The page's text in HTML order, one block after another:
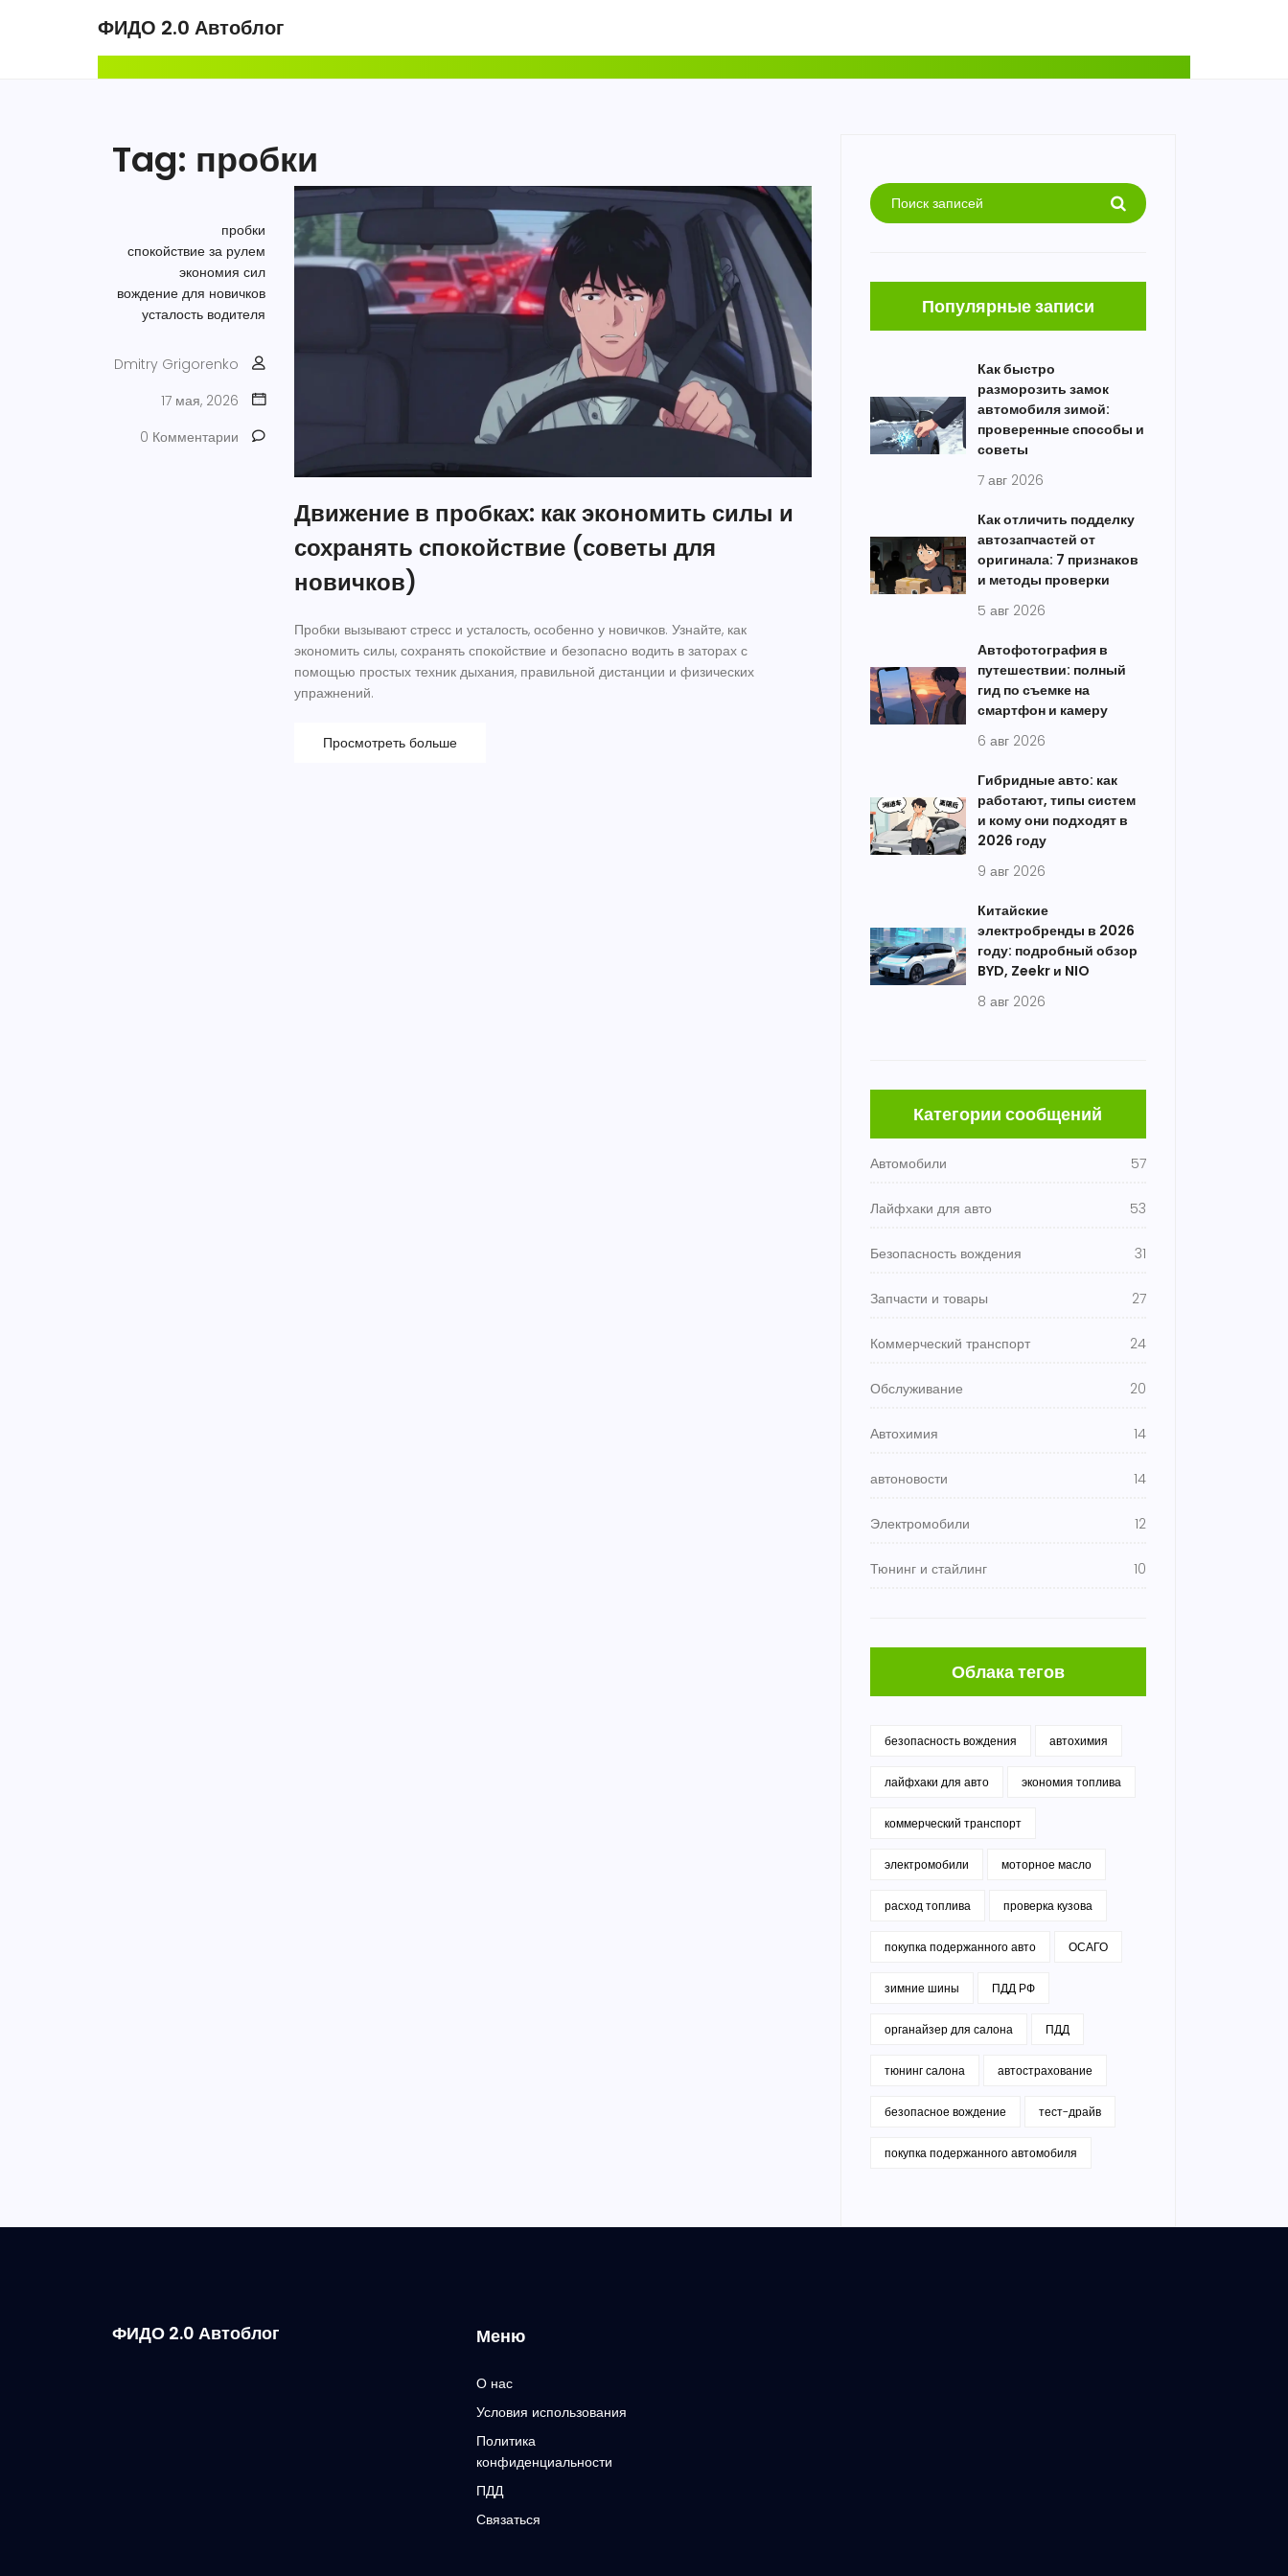
ФИДО 2.0 Автоблог
Tag: пробки
пробки
спокойствие за рулем
экономия сил
вождение для новичков
усталость водителя
Dmitry Grigorenko
17 мая, 2026
0 Комментарии
Движение в пробках: как экономить силы и
сохранять спокойствие (советы для
новичков)
Пробки вызывают стресс и усталость, особенно у новичков. Узнайте, как
экономить силы, сохранять спокойствие и безопасно водить в заторах с
помощью простых техник дыхания, правильной дистанции и физических
упражнений.
Просмотреть больше
Популярные записи
Как быстро
разморозить замок
автомобиля зимой:
проверенные способы и
советы
7 авг 2026
Как отличить подделку
автозапчастей от
оригинала: 7 признаков
и методы проверки
5 авг 2026
Автофотография в
путешествии: полный
гид по съемке на
смартфон и камеру
6 авг 2026
Гибридные авто: как
работают, типы систем
и кому они подходят в
2026 году
9 авг 2026
Китайские
электробренды в 2026
году: подробный обзор
BYD, Zeekr и NIO
8 авг 2026
Категории сообщений
Автомобили 57
Лайфхаки для авто 53
Безопасность вождения 31
Запчасти и товары 27
Коммерческий транспорт 24
Обслуживание 20
Автохимия 14
автоновости 14
Электромобили 12
Тюнинг и стайлинг 10
Облака тегов
безопасность вождения автохимия
лайфхаки для авто экономия топлива
коммерческий транспорт
электромобили моторное масло
расход топлива проверка кузова
покупка подержанного авто ОСАГО
зимние шины ПДД РФ
органайзер для салона ПДД
тюнинг салона автострахование
безопасное вождение тест-драйв
покупка подержанного автомобиля
ФИДО 2.0 Автоблог Меню
О нас
Условия использования
Политика
конфиденциальности
ПДД
Связаться